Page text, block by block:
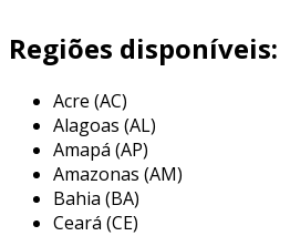
o corte a fio utiliza um fio de
eletricamente carregado. essa
permite que o fio realize cortes
precisão, praticamente
medida que avança. as máquinas
são capazes de realizar cortes em
Regiões disponíveis:
Acre (AC)
Alagoas (AL)
Amapá (AP)
Amazonas (AM)
Bahia (BA)
Ceará (CE)